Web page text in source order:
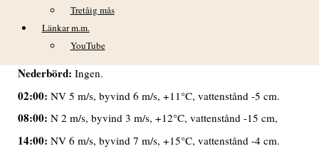
Tretåig mås
Länkar m.m.
YouTube
Mest klart och vackert. Mest måttliga vindar från NV och god
sikt.
Min temp: +11,0°C kl. 06.
Nederbörd: Ingen.
02:00: NV 5 m/s, byvind 6 m/s, +11°C, vattenstånd -5 cm.
08:00: N 2 m/s, byvind 3 m/s, +12°C, vattenstånd -15 cm,
14:00: NV 6 m/s, byvind 7 m/s, +15°C, vattenstånd -4 cm.